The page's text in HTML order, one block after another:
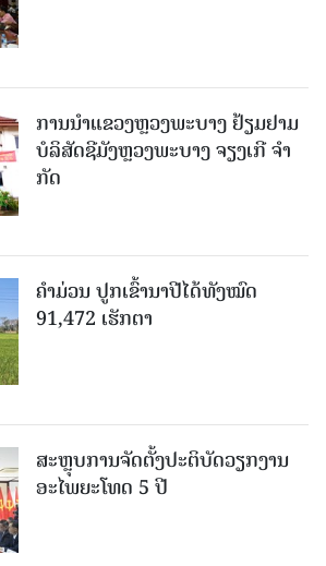
ການນຳແຂວງຫຼວງພະບາງ ຢ້ຽມ​ຢາມ
ບໍ​ລິ​ສັດຊີມັງຫຼວງພະບາງ ຈຽງເກີ ຈໍາ
ກັດ
ຄໍາມ່ວນ ປູກເຂົ້ານາປີໄດ້ທັງໝົດ
91,472 ເຮັກຕາ
ສະຫຼຸບການຈັດຕັ້ງປະຕິບັດວຽກງານ
ອະໄພຍະໂທດ 5 ປີ